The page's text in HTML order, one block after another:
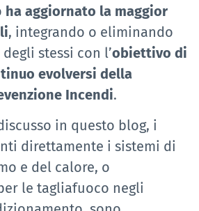
ha aggiornato la maggior
, integrando o eliminando
stessi con l’obiettivo di
evolversi della
Incendi.
in questo blog, i
direttamente i sistemi di
e del calore, o
le tagliafuoco negli